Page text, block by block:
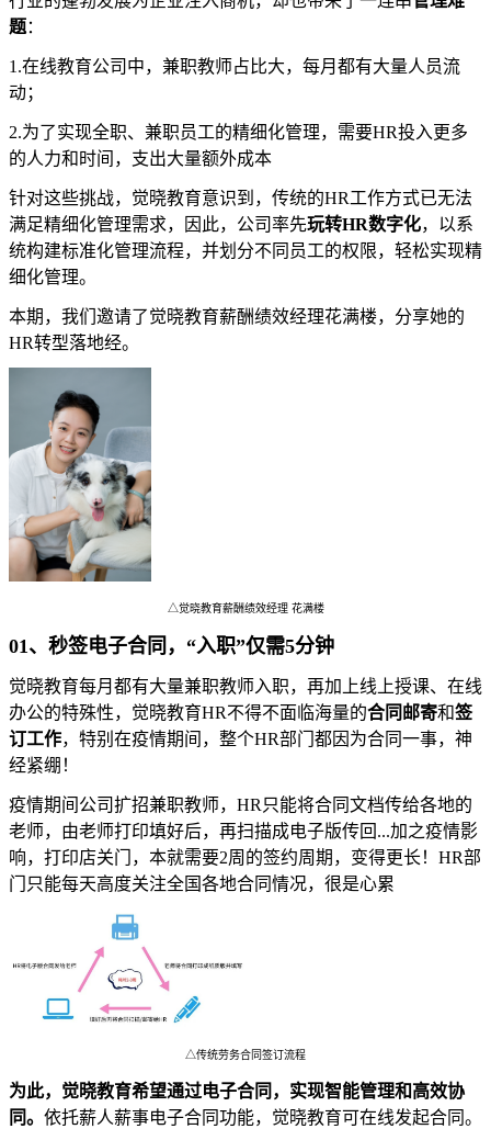
题：
1.在线教育公司中，兼职教师占比大，每月都有大量人员流
动；
2.为了实现全职、兼职员工的精细化管理，需要HR投入更多
的人力和时间，支出大量额外成本
针对这些挑战，觉晓教育意识到，传统的HR工作方式已无法
满足精细化管理需求，因此，公司率先玩转HR数字化，以系
统构建标准化管理流程，并划分不同员工的权限，轻松实现精
细化管理。
本期，我们邀请了觉晓教育薪酬绩效经理花满楼，分享她的
HR转型落地经。
△觉晓教育薪酬绩效经理 花满楼
01、秒签电子合同，“入职”仅需5分钟
觉晓教育每月都有大量兼职教师入职，再加上线上授课、在线
办公的特殊性，觉晓教育HR不得不面临海量的合同邮寄和签
订工作，特别在疫情期间，整个HR部门都因为合同一事，神
经紧绷！
疫情期间公司扩招兼职教师，HR只能将合同文档传给各地的
老师，由老师打印填好后，再扫描成电子版传回...加之疫情影
响，打印店关门，本就需要2周的签约周期，变得更长！HR部
门只能每天高度关注全国各地合同情况，很是心累
△传统劳务合同签订流程
为此，觉晓教育希望通过电子合同，实现智能管理和高效协
同。 依托薪人薪事电子合同功能，觉晓教育可在线发起合同。